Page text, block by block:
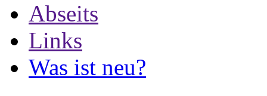
Abseits
Links
Was ist neu?